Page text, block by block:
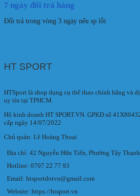
7 ngày đổi trả hàng
Đổi trả trong vòng 3 ngày nếu sp lỗi
HT SPORT
HTSport là shop dụng cụ thể thao chính hãng và
uy tín tại TPHCM.
Hộ kinh doanh HT SPORT.VN. GPKD số
cấp ngày 14/07/2022
Chủ quản: Lê Hoàng Thoại
Địa chỉ: 42 Nguyễn Hữu Tiến, Phường Tây
Hotline: 0707 22 77 93
Email: htsportdotvn@gmail.com
Website: https://htsport.vn